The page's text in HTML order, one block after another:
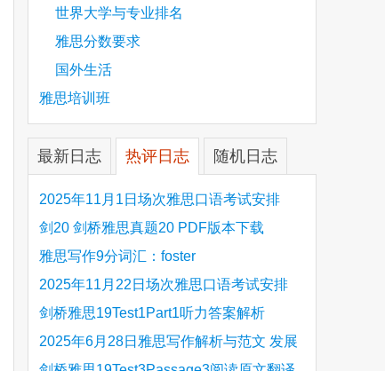
世界大学与专业排名
雅思分数要求
国外生活
雅思培训班
最新日志 热评日志 随机日志
2025年11月1日场次雅思口语考试安排
剑20 剑桥雅思真题20 PDF版本下载
雅思写作9分词汇：foster
2025年11月22日场次雅思口语考试安排
剑桥雅思19Test1Part1听力答案解析
Hinchingbrooke Country Park
2025年6月28日雅思写作解析与范文 发展